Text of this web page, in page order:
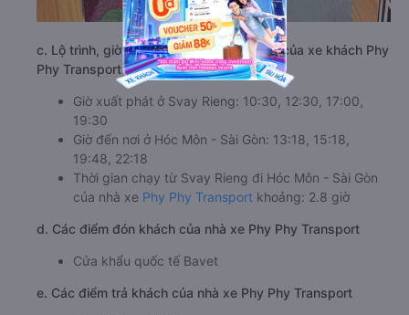
c. Lộ trình, giờ khởi hành và giờ kết thúc của xe khách Phy
Phy Transport
Giờ xuất phát ở Svay Rieng: 10:30, 12:30, 17:00,
19:30
Giờ đến nơi ở Hóc Môn - Sài Gòn: 13:18, 15:18,
19:48, 22:18
Thời gian chạy từ Svay Rieng đi Hóc Môn - Sài Gòn
của nhà xe Phy Phy Transport khoảng: 2.8 giờ
d. Các điểm đón khách của nhà xe Phy Phy Transport
Cửa khẩu quốc tế Bavet
e. Các điểm trả khách của nhà xe Phy Phy Transport